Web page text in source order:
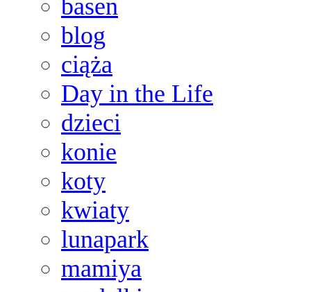
basen
blog
ciąża
Day in the Life
dzieci
konie
koty
kwiaty
lunapark
mamiya